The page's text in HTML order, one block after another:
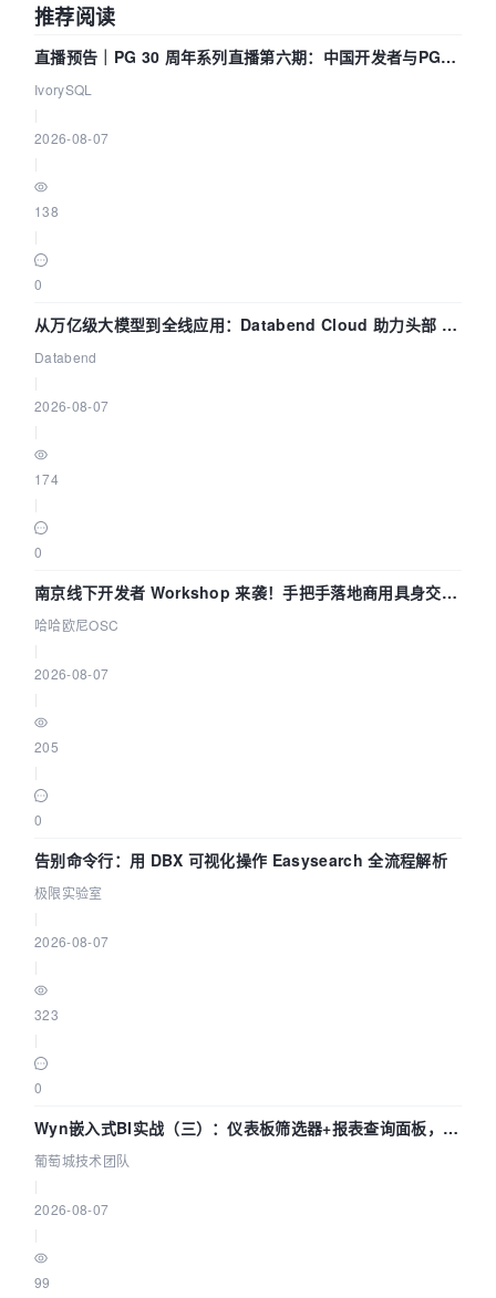
推荐阅读
直播预告｜PG 30 周年系列直播第六期：中国开发者与PG内
核——我们改得动吗？我们贡献了什么？
IvorySQL
2026-08-07
138
0
从万亿级大模型到全线应用：Databend Cloud 助力头部 AI
企业构建全链路 Trace 数据管道
Databend
2026-08-07
174
0
南京线下开发者 Workshop 来袭！手把手落地商用具身交互
智能 Agent 应用
哈哈欧尼OSC
2026-08-07
205
0
告别命令行：用 DBX 可视化操作 Easysearch 全流程解析
极限实验室
2026-08-07
323
0
Wyn嵌入式BI实战（三）：仪表板筛选器+报表查询面板，参
数联动全闭环
葡萄城技术团队
2026-08-07
99